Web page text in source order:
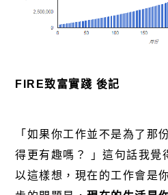
FIRE致富實踐 後記
「如果你工作並不是為了那
得更有趣嗎？ 」這句話我覺
以這樣想，現在的工作會是